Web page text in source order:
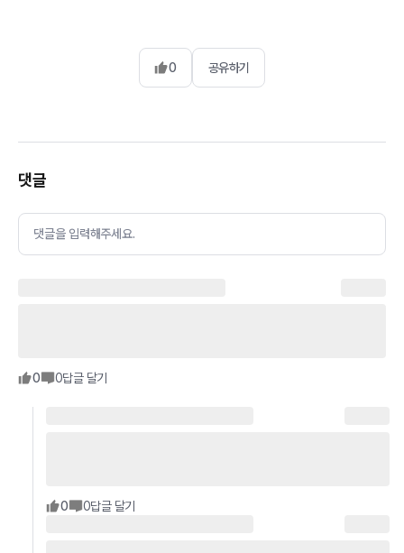
0 공유하기
댓글
댓글을 입력해주세요.
0 0답글 달기
0 0답글 달기